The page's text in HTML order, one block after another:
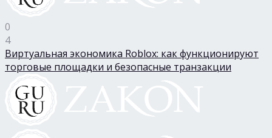
0
4
Виртуальная экономика Roblox: как функционируют
торговые площадки и безопасные транзакции